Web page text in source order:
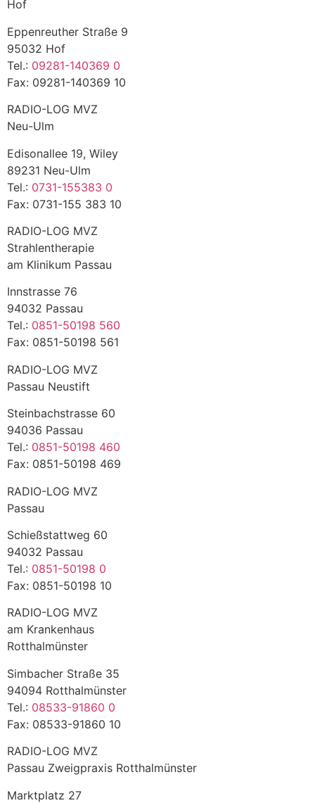
Hof
Eppenreuther Straße 9
95032 Hof
Tel.: 09281-140369 0
Fax: 09281-140369 10
RADIO-LOG MVZ
Neu-Ulm
Edisonallee 19, Wiley
89231 Neu-Ulm
Tel.: 0731-155383 0
Fax: 0731-155 383 10
RADIO-LOG MVZ
Strahlentherapie
am Klinikum Passau
Innstrasse 76
94032 Passau
Tel.: 0851-50198 560
Fax: 0851-50198 561
RADIO-LOG MVZ
Passau Neustift
Steinbachstrasse 60
94036 Passau
Tel.: 0851-50198 460
Fax: 0851-50198 469
RADIO-LOG MVZ
Passau
Schießstattweg 60
94032 Passau
Tel.: 0851-50198 0
Fax: 0851-50198 10
RADIO-LOG MVZ
am Krankenhaus
Rotthalmünster
Simbacher Straße 35
94094 Rotthalmünster
Tel.: 08533-91860 0
Fax: 08533-91860 10
RADIO-LOG MVZ
Passau Zweigpraxis Rotthalmünster
Marktplatz 27